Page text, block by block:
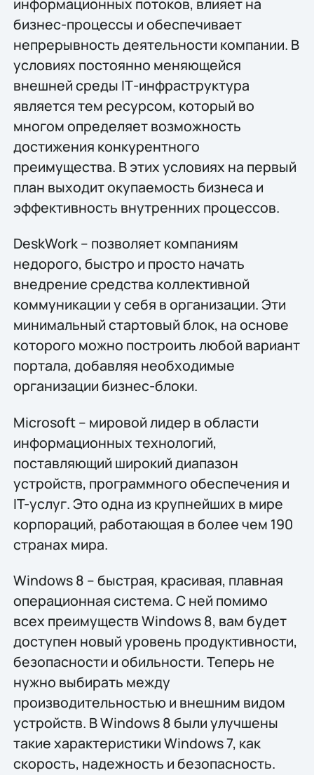
бизнес-процессы и обеспечивает
непрерывность деятельности компании. В
условиях постоянно меняющейся
внешней среды IТ-инфраструктура
является тем ресурсом, который во
многом определяет возможность
достижения конкурентного
преимущества. В этих условиях на первый
план выходит окупаемость бизнеса и
эффективность внутренних процессов.
DeskWork – позволяет компаниям
недорого, быстро и просто начать
внедрение средства коллективной
коммуникации у себя в организации. Эти
минимальный стартовый блок, на основе
которого можно построить любой вариант
портала, добавляя необходимые
организации бизнес-блоки.
Microsoft – мировой лидер в области
информационных технологий,
поставляющий широкий диапазон
устройств, программного обеспечения и
IT-услуг. Это одна из крупнейших в мире
корпораций, работающая в более чем 190
странах мира.
Windows 8 – быстрая, красивая, плавная
операционная система. С ней помимо
всех преимуществ Windows 8, вам будет
доступен новый уровень продуктивности,
безопасности и обильности. Теперь не
нужно выбирать между
производительностью и внешним видом
устройств. В Windows 8 были улучшены
такие характеристики Windows 7, как
скорость, надежность и безопасность.